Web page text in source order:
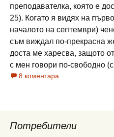
преподавателка, която е
25). Когато я видях на
началото на септември)
съм виждал по-прекрасна
доста ме харесва, защото
с мен говори по-свободно
8 коментара
Потребители